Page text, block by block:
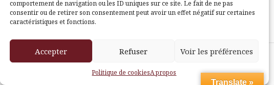
comportement de navigation ou les ID uniques sur ce site. Le fait de ne pas
consentir ou de retirer son consentement peut avoir un effet négatif sur certaines
caractéristiques et fonctions.
Accepter Refuser Voir les préférences
Politique de cookiesA propos
Translate »